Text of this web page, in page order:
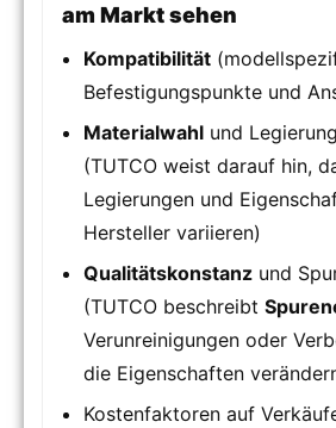
am Markt sehen
Kompatibilität
Befestigungspunkte und
Materialwahl und
(TUTCO weist darauf hin,
Legierungen und
Hersteller variieren)
Qualitätskonstanz und
(TUTCO beschreibt
Verunreinigungen oder
die Eigenschaften
Kostenfaktoren auf